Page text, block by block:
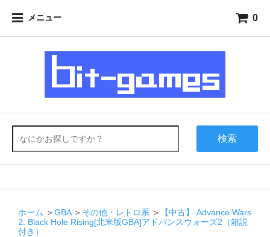
メニュー 0
検索
ホーム ＞GBA ＞ その他・レトロ系 ＞
【中古】 Advance Wars
2: Black Hole Rising[北米版GBA]アドバンスウォーズ2（箱説
付き）